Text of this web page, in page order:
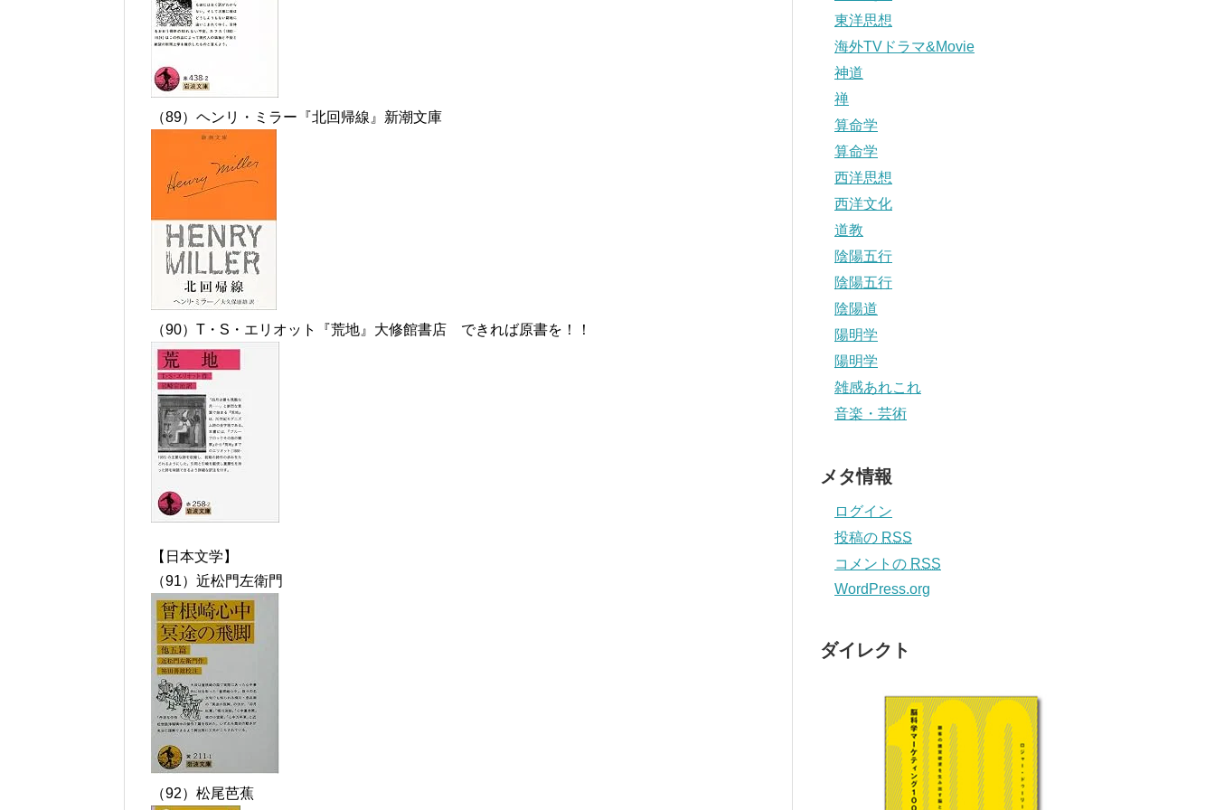
（89）ヘンリ・ミラー『北回帰線』新潮文庫
（90）T・S・エリオット『荒地』大修館書店 できれば原書を！！
【日本文学】
（91）近松門左衛門
（92）松尾芭蕉
東洋思想
海外TVドラマ&Movie
神道
禅
算命学
算命学
西洋思想
西洋文化
道教
陰陽五行
陰陽五行
陰陽道
陽明学
陽明学
雑感あれこれ
音楽・芸術
メタ情報
ログイン
投稿の RSS
コメントの RSS
WordPress.org
ダイレクト